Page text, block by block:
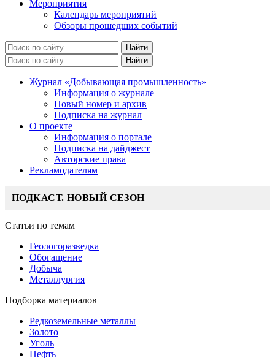
Мероприятия
Календарь мероприятий
Обзоры прошедших событий
Журнал «Добывающая промышленность»
Информация о журнале
Новый номер и архив
Подписка на журнал
О проекте
Информация о портале
Подписка на дайджест
Авторские права
Рекламодателям
ПОДКАСТ. НОВЫЙ СЕЗОН
Статьи по темам
Геологоразведка
Обогащение
Добыча
Металлургия
Подборка материалов
Редкоземельные металлы
Золото
Уголь
Нефть